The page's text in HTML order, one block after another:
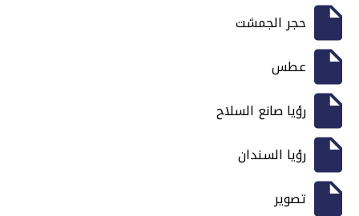
حجر الجمشت
عطس
رؤيا صانع السلاح
رؤيا السندان
تصوير